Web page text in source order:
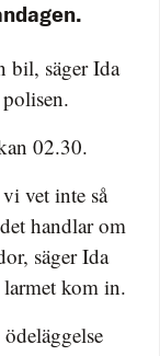
bil, säger Ida
02.30.
vet inte så
handlar om
säger Ida
kom in.